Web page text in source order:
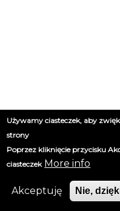
Używamy ciasteczek, aby
strony
Poprzez kliknięcie przycisku
ciasteczek More info
Akceptuję Nie,